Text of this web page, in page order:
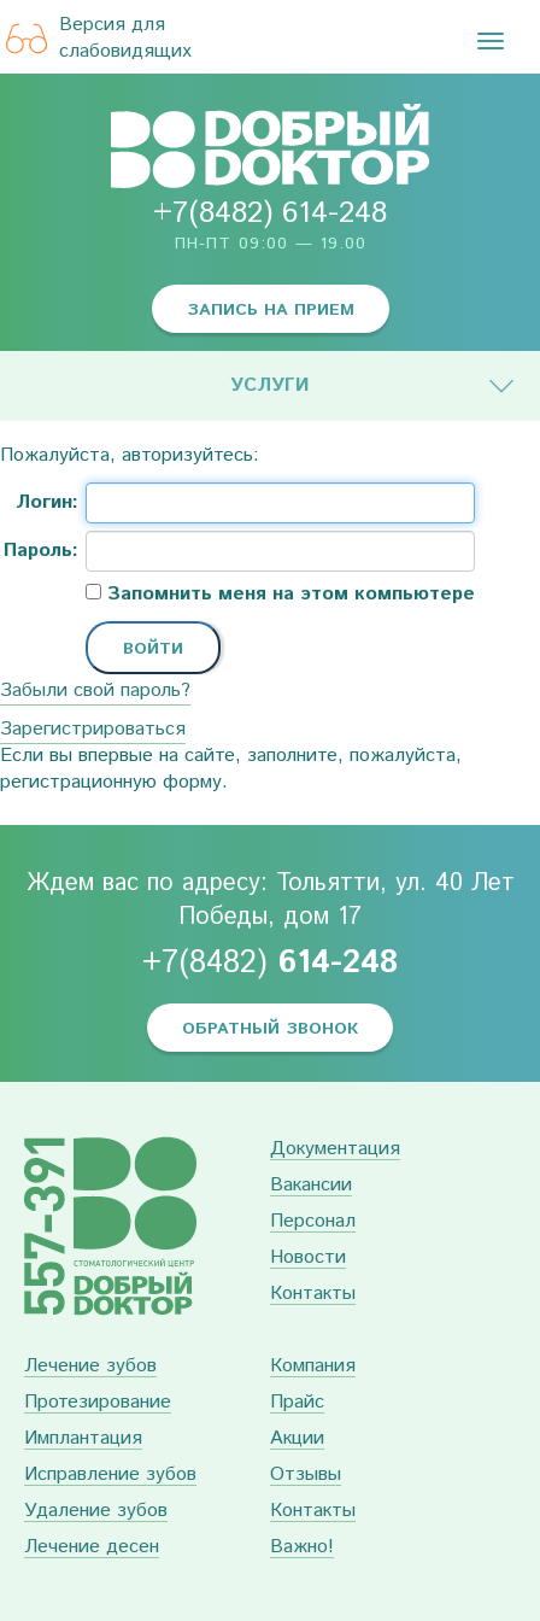
Версия для
слабовидящих
+7(8482) 614-248
ПН-ПТ 09:00 — 19.00
ЗАПИСЬ НА ПРИЕМ
УСЛУГИ
Пожалуйста, авторизуйтесь:
Логин:
Пароль:
Запомнить меня на этом компьютере
Забыли свой пароль?
Зарегистрироваться
Если вы впервые на сайте, заполните, пожалуйста,
регистрационную форму.
Ждем вас по адресу: Тольятти, ул. 40 Лет
Победы, дом 17
+7(8482) 614-248
ОБРАТНЫЙ ЗВОНОК
Документация
Вакансии
Персонал
Новости
Контакты
Лечение зубов
Протезирование
Имплантация
Исправление зубов
Удаление зубов
Лечение десен
Компания
Прайс
Акции
Отзывы
Контакты
Важно!